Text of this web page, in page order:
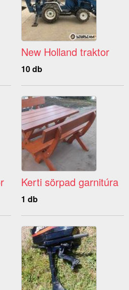
New Holland traktor
10 db
Kerti sörpad garnitúra
1 db